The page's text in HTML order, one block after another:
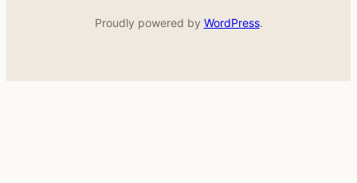
Proudly powered by WordPress.